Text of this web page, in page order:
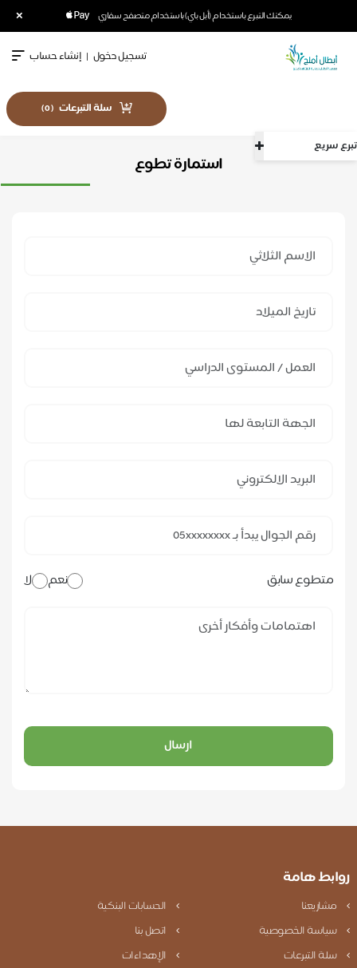
يمكنك التبرع باستخدام (أبل باي) باستخدام متصفح سفاري ×
تبرع سريع
تسجيل دخول | إنشاء حساب
سلة التبرعات (
0
)
استمارة تطوع
متطوع سابق نعم لا
ارسال
روابط هامة
مشاريعنا
الحسابات البنكية
سياسة الخصوصية
اتصل بنا
سلة التبرعات
الإهداءات